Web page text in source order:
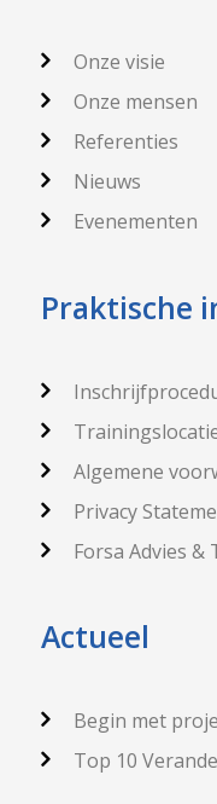
Onze visie
Onze mensen
Referenties
Nieuws
Evenementen
Praktische
Algemene
Privacy
Forsa Advies &
Actueel
Begin met
Top 10